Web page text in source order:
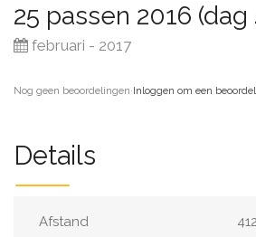
25 passen 2016 (dag
februari - 2017
Nog geen beoordelingen·Inloggen om een
Details
Afstand